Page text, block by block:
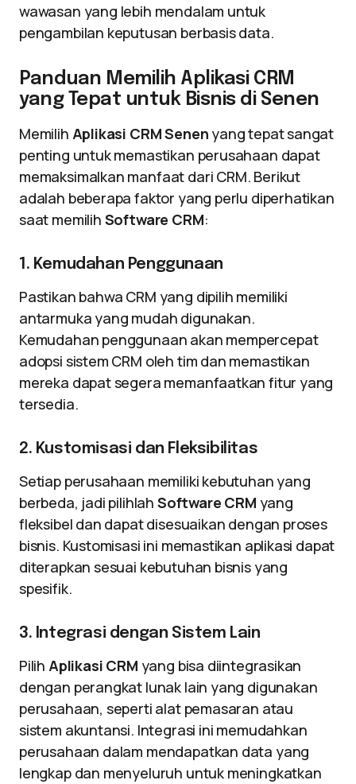
wawasan yang lebih mendalam untuk
pengambilan keputusan berbasis data.
Panduan Memilih Aplikasi CRM
yang Tepat untuk Bisnis di Senen
Memilih Aplikasi CRM Senen yang tepat sangat
penting untuk memastikan perusahaan dapat
memaksimalkan manfaat dari CRM. Berikut
adalah beberapa faktor yang perlu diperhatikan
saat memilih Software CRM:
1. Kemudahan Penggunaan
Pastikan bahwa CRM yang dipilih memiliki
antarmuka yang mudah digunakan.
Kemudahan penggunaan akan mempercepat
adopsi sistem CRM oleh tim dan memastikan
mereka dapat segera memanfaatkan fitur yang
tersedia.
2. Kustomisasi dan Fleksibilitas
Setiap perusahaan memiliki kebutuhan yang
berbeda, jadi pilihlah Software CRM yang
fleksibel dan dapat disesuaikan dengan proses
bisnis. Kustomisasi ini memastikan aplikasi dapat
diterapkan sesuai kebutuhan bisnis yang
spesifik.
3. Integrasi dengan Sistem Lain
Pilih Aplikasi CRM yang bisa diintegrasikan
dengan perangkat lunak lain yang digunakan
perusahaan, seperti alat pemasaran atau
sistem akuntansi. Integrasi ini memudahkan
perusahaan dalam mendapatkan data yang
lengkap dan menyeluruh untuk meningkatkan